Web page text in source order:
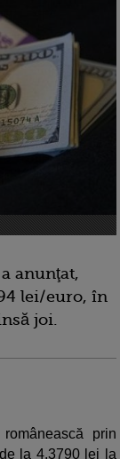
anunţat,
lei/euro, în
joi.
prin
la 4.3790 lei la